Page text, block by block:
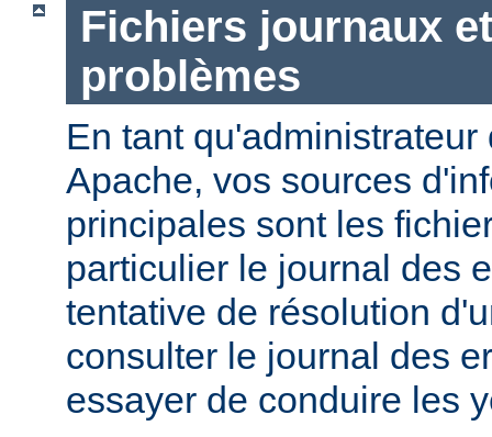
Fichiers journaux
problèmes
En tant
Apache, vos sources
principales sont les
particulier le journal des
tentative de résolution
consulter le journal des
essayer de conduire les